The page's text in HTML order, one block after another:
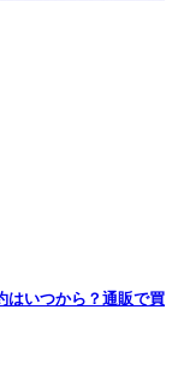
はいつから？通販で買